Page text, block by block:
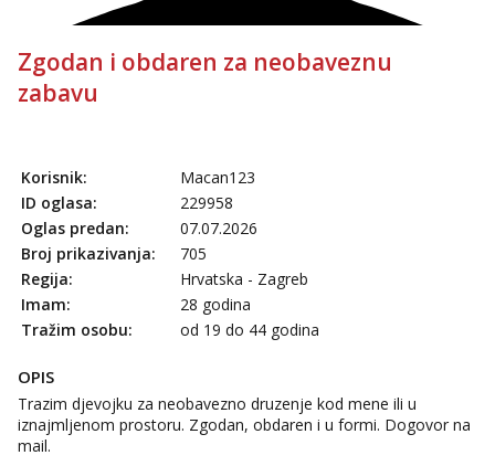
Zgodan i obdaren za neobaveznu
zabavu
Korisnik:
Macan123
ID oglasa:
229958
Oglas predan:
07.07.2026
Broj prikazivanja:
705
Regija:
Hrvatska - Zagreb
Imam:
28 godina
Tražim osobu:
od 19 do 44 godina
OPIS
Trazim djevojku za neobavezno druzenje kod mene ili u
iznajmljenom prostoru. Zgodan, obdaren i u formi. Dogovor na
mail.